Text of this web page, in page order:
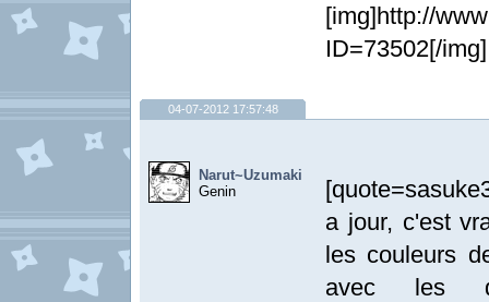
[img]http://
ID=73502[/img]
04-07-2012 17:57:48
Narut~Uzumaki
Genin
a jour, c'est
les couleurs
avec les